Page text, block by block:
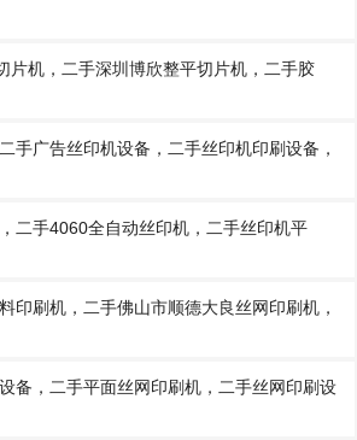
片机，二手深圳博欣整平切片机，二手胶
手广告丝印机设备，二手丝印机印刷设备，
二手4060全自动丝印机，二手丝印机平
印刷机，二手佛山市顺德大良丝网印刷机，
备，二手平面丝网印刷机，二手丝网印刷设